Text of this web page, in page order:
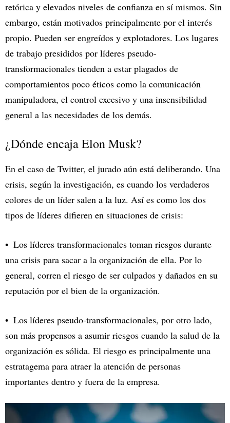
retórica y elevados niveles de confianza en sí mismos. Sin
embargo, están motivados principalmente por el interés
propio. Pueden ser engreídos y explotadores. Los lugares
de trabajo presididos por líderes pseudo-
transformacionales tienden a estar plagados de
comportamientos poco éticos como la comunicación
manipuladora, el control excesivo y una insensibilidad
general a las necesidades de los demás.
¿Dónde encaja Elon Musk?
En el caso de Twitter, el jurado aún está deliberando. Una
crisis, según la investigación, es cuando los verdaderos
colores de un líder salen a la luz. Así es como los dos
tipos de líderes difieren en situaciones de crisis:
Los líderes transformacionales toman riesgos durante
una crisis para sacar a la organización de ella. Por lo
general, corren el riesgo de ser culpados y dañados en su
reputación por el bien de la organización.
Los líderes pseudo-transformacionales, por otro lado,
son más propensos a asumir riesgos cuando la salud de la
organización es sólida. El riesgo es principalmente una
estratagema para atraer la atención de personas
importantes dentro y fuera de la empresa.